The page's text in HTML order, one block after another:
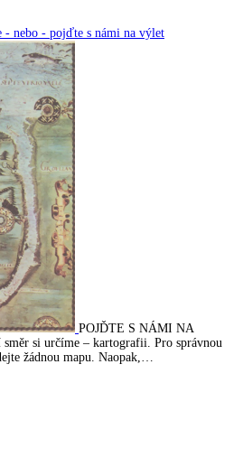
- nebo - pojďte s námi na výlet
POJĎTE S NÁMI NA
si určíme – kartografii. Pro správnou
žádnou mapu. Naopak,…